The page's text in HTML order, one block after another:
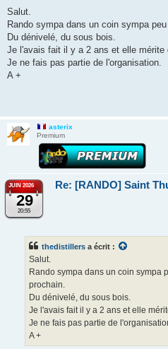
Salut.
Rando sympa dans un coin sympa
Du dénivelé, du sous bois.
Je l'avais fait il y a 2 ans et elle mérite
Je ne fais pas partie de l'organisation.
A +
asterix
Premium
JUIN 2026
29
20:55
Re: [RANDO] Saint
thedistillers a écrit :
Salut.
Rando sympa dans un coin sympa
prochain.
Du dénivelé, du sous bois.
Je l'avais fait il y a 2 ans et elle
Je ne fais pas partie de
A +